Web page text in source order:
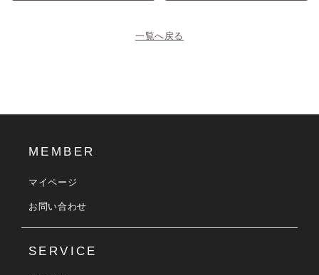
一覧へ戻る
MEMBER
マイページ
お問い合わせ
SERVICE